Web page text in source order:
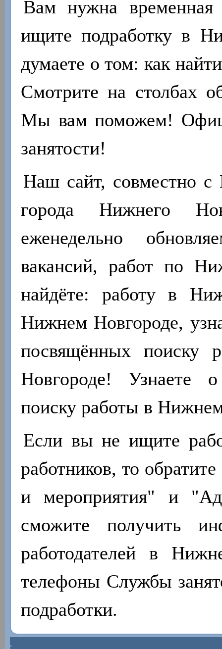
Вам нужна временная
ищите подработку в
думаете о том: как
Смотрите на столбах
Мы вам поможем!
занятости!
Наш сайт, совместно с
города Нижнего
еженедельно
вакансий, работ по
найдёте: работу в
Нижнем Новгороде,
посвящённых поиску
Новгороде! Узнаете
поиску работы в
Если вы не ищите
работников, то
и мероприятия" и
сможите получить
работодателей в
телефоны Службы
подработки.
.